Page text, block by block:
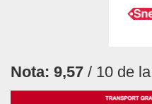
Nota: 9,57 / 10 de la